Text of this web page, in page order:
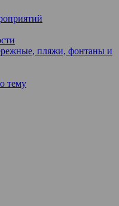
пляжи, фонтаны и
тему